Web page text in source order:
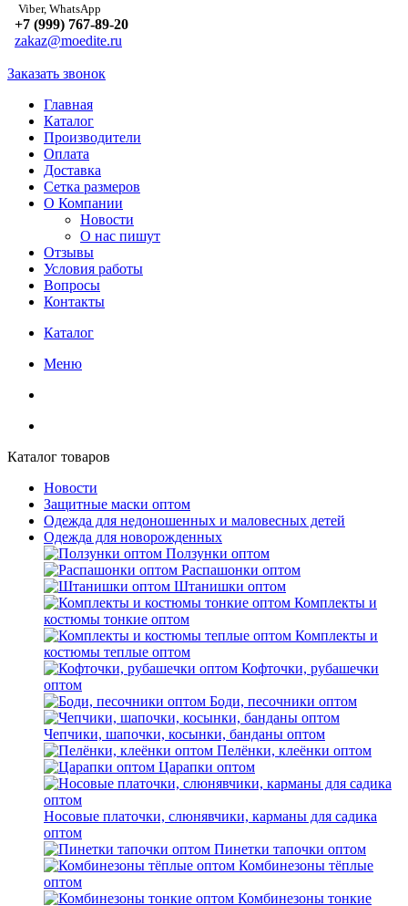
Viber, WhatsApp
+7 (999) 767-89-20
zakaz@moedite.ru
Заказать звонок
Главная
Каталог
Производители
Оплата
Доставка
Сетка размеров
О Компании
Новости
О нас пишут
Отзывы
Условия работы
Вопросы
Контакты
Каталог
Меню
Каталог товаров
Новости
Защитные маски оптом
Одежда для недоношенных и маловесных детей
Одежда для новорожденных
Ползунки оптом
Распашонки оптом
Штанишки оптом
Комплекты и
костюмы тонкие оптом
Комплекты и
костюмы теплые оптом
Кофточки, рубашечки
оптом
Боди, песочники оптом
Чепчики, шапочки, косынки, банданы оптом
Пелёнки, клеёнки оптом
Царапки оптом
Носовые платочки, слюнявчики, карманы для садика
оптом
Пинетки тапочки оптом
Комбинезоны тёплые
оптом
Комбинезоны тонкие